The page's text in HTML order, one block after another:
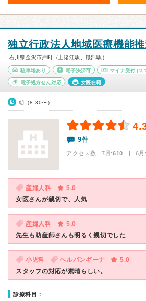
独立行政法人地域医療機能
石川県金沢市沖町（上諸江駅、磯部駅）
駐車場あり 電子決済可 マイナ受付 (ス
電子処方せん対応 女医在籍
朝（8:30〜）
9件
アクセス数 7月:610 | 6月:
産婦人科
5.0
女医さんが親切で、人気
産婦人科
5.0
先生も助産師さんも明るく親切でした
小児科 ヘルパンギーナ
5.0
スタッフの対応が素晴らしい。
診療科目：